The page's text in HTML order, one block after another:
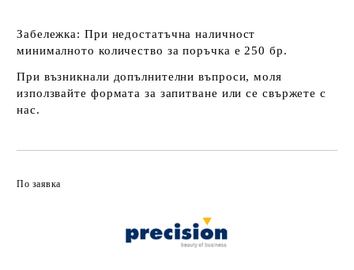
Забележка: При недостатъчна наличност
минималното количество за поръчка е 250 бр.
При възникнали допълнителни въпроси, моля
използвайте формата за запитване или се свържете с
нас.
По заявка